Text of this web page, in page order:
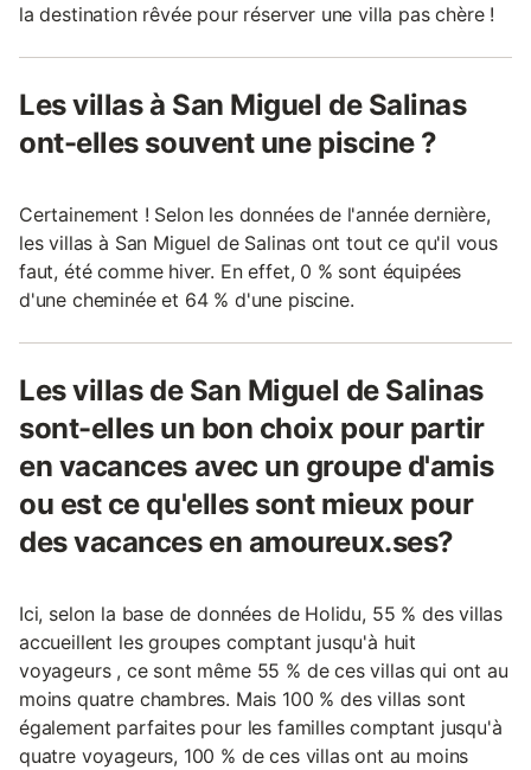
la destination rêvée pour réserver une villa pas chère !
Les villas à San Miguel de Salinas
ont-elles souvent une piscine ?
Certainement ! Selon les données de l'année dernière,
les villas à San Miguel de Salinas ont tout ce qu'il vous
faut, été comme hiver. En effet, 0 % sont équipées
d'une cheminée et 64 % d'une piscine.
Les villas de San Miguel de Salinas
sont-elles un bon choix pour partir
en vacances avec un groupe d'amis
ou est ce qu'elles sont mieux pour
des vacances en amoureux.ses?
Ici, selon la base de données de Holidu, 55 % des villas
accueillent les groupes comptant jusqu'à huit
voyageurs , ce sont même 55 % de ces villas qui ont au
moins quatre chambres. Mais 100 % des villas sont
également parfaites pour les familles comptant jusqu'à
quatre voyageurs, 100 % de ces villas ont au moins